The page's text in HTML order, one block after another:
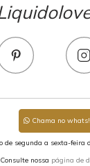
Chama no whats!
de segunda a sexta-feira
Consulte nossa página de